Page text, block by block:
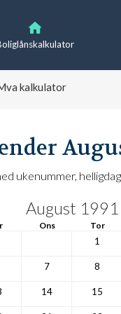
kalkulator
ukenummer,
August 1991
Ons Tor
1
7 8
14 15